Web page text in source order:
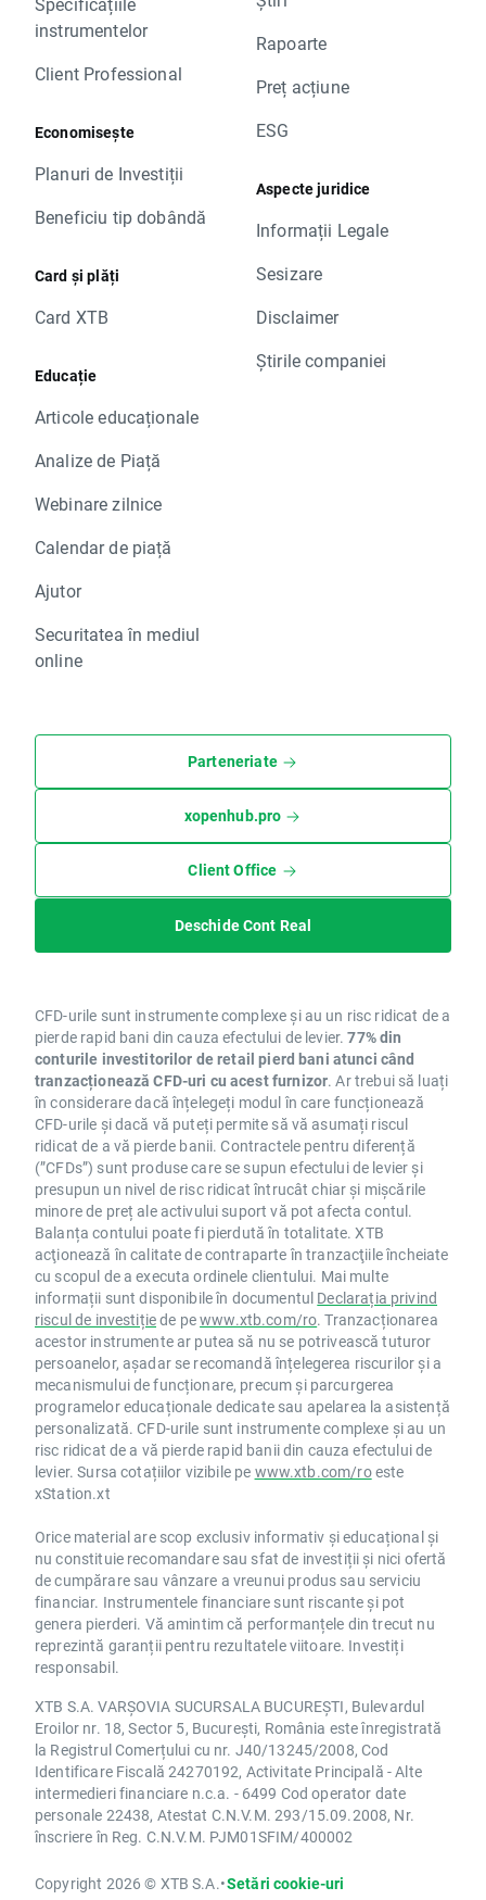
instrumentelor
Client Professional
Economisește
Planuri de Investiții
Beneficiu tip dobândă
Card și plăți
Card XTB
Educație
Articole educaționale
Analize de Piață
Webinare zilnice
Calendar de piață
Ajutor
Securitatea în mediul
online
Rapoarte
Preț acțiune
ESG
Aspecte juridice
Informații Legale
Sesizare
Disclaimer
Știrile companiei
Parteneriate
xopenhub.pro
Client Office
Deschide Cont Real
CFD-urile sunt instrumente complexe și au un risc ridicat de a
pierde rapid bani din cauza efectului de levier.77% din
conturile investitorilor de retail pierd bani atunci când
tranzacționează CFD-uri cu acest furnizor. Ar trebui să luați
în considerare dacă înțelegeți modul în care funcționează
CFD-urile și dacă vă puteți permite să vă asumați riscul
ridicat de a vă pierde banii. Contractele pentru diferență
(”CFDs”) sunt produse care se supun efectului de levier și
presupun un nivel de risc ridicat întrucât chiar și mișcările
minore de preț ale activului suport vă pot afecta contul.
Balanța contului poate fi pierdută în totalitate. XTB
acţionează în calitate de contraparte în tranzacţiile încheiate
cu scopul de a executa ordinele clientului. Mai multe
informații sunt disponibile în documentul Declarația privind
riscul de investițiede pewww.xtb.com/ro. Tranzacționarea
acestor instrumente ar putea să nu se potrivească tuturor
persoanelor, așadar se recomandă înțelegerea riscurilor și a
mecanismului de funcționare, precum și parcurgerea
programelor educaționale dedicate sau apelarea la asistență
personalizată. CFD-urile sunt instrumente complexe și au un
risc ridicat de a vă pierde rapid banii din cauza efectului de
levier. Sursa cotațiilor vizibile pe www.xtb.com/roeste
xStation.xt
Orice material are scop exclusiv informativ și educațional și
nu constituie recomandare sau sfat de investiții și nici ofertă
de cumpărare sau vânzare a vreunui produs sau serviciu
financiar. Instrumentele financiare sunt riscante și pot
genera pierderi. Vă amintim că performanțele din trecut nu
reprezintă garanții pentru rezultatele viitoare. Investiți
responsabil.
XTB S.A. VARȘOVIA SUCURSALA BUCUREȘTI, Bulevardul
Eroilor nr. 18, Sector 5, București, România este înregistrată
la Registrul Comerțului cu nr. J40/13245/2008, Cod
Identificare Fiscală 24270192, Activitate Principală - Alte
intermedieri financiare n.c.a. - 6499 Cod operator date
personale 22438, Atestat C.N.V.M. 293/15.09.2008, Nr.
înscriere în Reg. C.N.V.M. PJM01SFIM/400002
Copyright 2026 © XTB S.A.•Setări cookie-uri